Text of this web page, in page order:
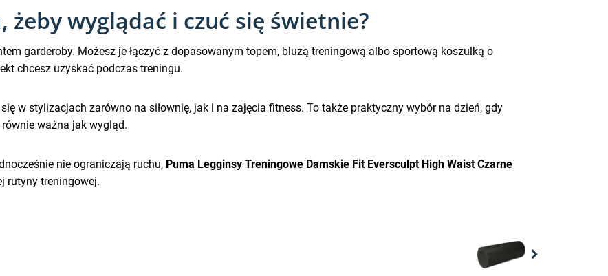
żeby wyglądać i czuć się świetnie?
garderoby. Możesz je łączyć z dopasowanym topem, bluzą treningową albo sportową koszulką o
chcesz uzyskać podczas treningu.
w stylizacjach zarówno na siłownię, jak i na zajęcia fitness. To także praktyczny wybór na dzień, gdy
ważna jak wygląd.
nie ograniczają ruchu, Puma Legginsy Treningowe Damskie Fit Eversculpt High Waist Czarne
rutyny treningowej.